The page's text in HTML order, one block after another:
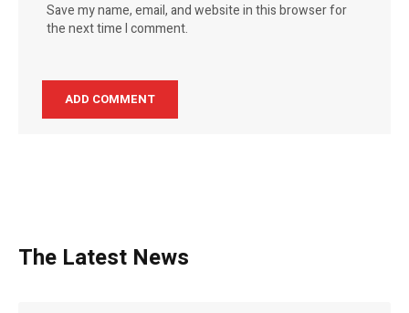
Save my name, email, and website in this browser for
the next time I comment.
The Latest News